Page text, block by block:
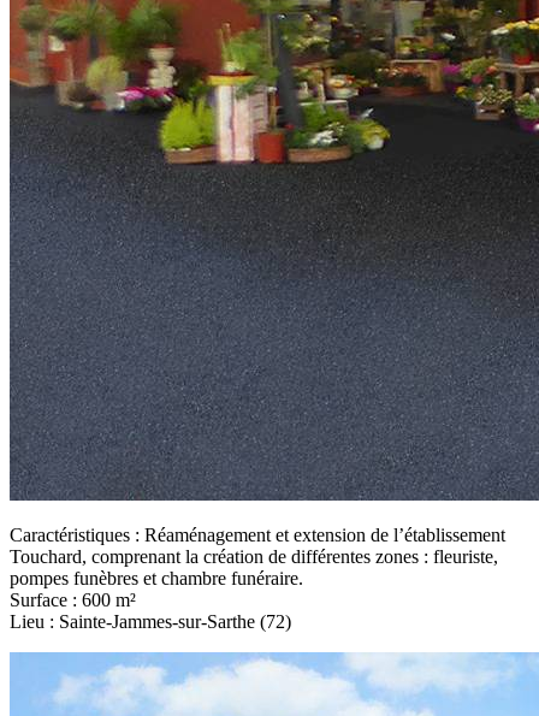
Caractéristiques : Réaménagement et extension de l’établissement
Touchard, comprenant la création de différentes zones : fleuriste,
pompes funèbres et chambre funéraire.
Surface : 600 m²
Lieu : Sainte-Jammes-sur-Sarthe (72)